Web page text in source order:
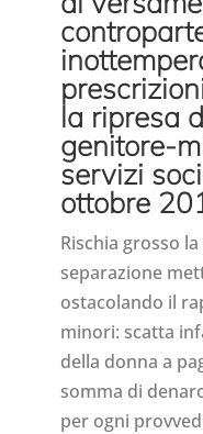
la ripresa
genitore-
servizi
ottobre
Rischia grosso
separazione
ostacolando il
minori: scatta
della donna a
somma di
per ogni